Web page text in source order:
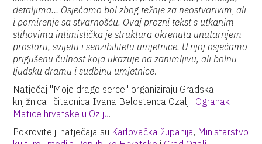
detaljima… Osjećamo bol zbog težnje za neostvarivim,ali
i pomirenje sa stvarnošću. Ovaj prozni tekst s utkanim
stihovima intimistička je struktura okrenuta unutarnjem
prostoru, svijetu i senzibilitetu umjetnice. U njoj osjećamo
prigušenu čulnost koja ukazuje na zanimljivu, ali bolnu
ljudsku dramu i sudbinu umjetnice.
Natječaj "Moje drago serce" organiziraju Gradska
knjižnica i čitaonica Ivana Belostenca Ozalj i Ogranak
Matice hrvatske u Ozlju.
Pokrovitelji natječaja su Karlovačka županija, Ministarstvo